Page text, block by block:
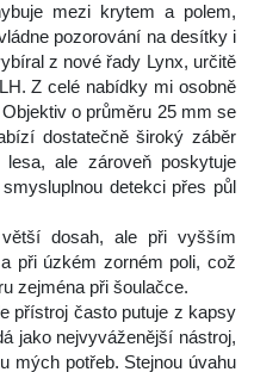
mezi krytem a polem,
pozorování na desítky i
z nové řady Lynx, určitě
Z celé nabídky mi osobně
o průměru 25 mm se
dostatečně široký záběr
ale zároveň poskytuje
detekci přes půl
dosah, ale při vyšším
při úzkém zorném poli, což
zejména při šoulačce.
přístroj často putuje z kapsy
jako nejvyváženější nástroj,
mých potřeb. Stejnou úvahu